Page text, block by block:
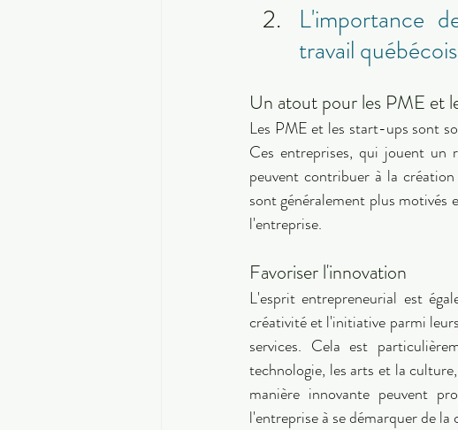
L'importance
travail québécois
Un atout pour les PME et
Les PME et les start-ups sont
Ces entreprises, qui jouent un
peuvent contribuer à la
sont généralement plus motivés
l'entreprise.
Favoriser l'innovation
L'esprit entrepreneurial est
créativité et l'initiative parmi
services. Cela est
technologie, les arts et la
manière innovante peuvent
l'entreprise à se démarquer de la